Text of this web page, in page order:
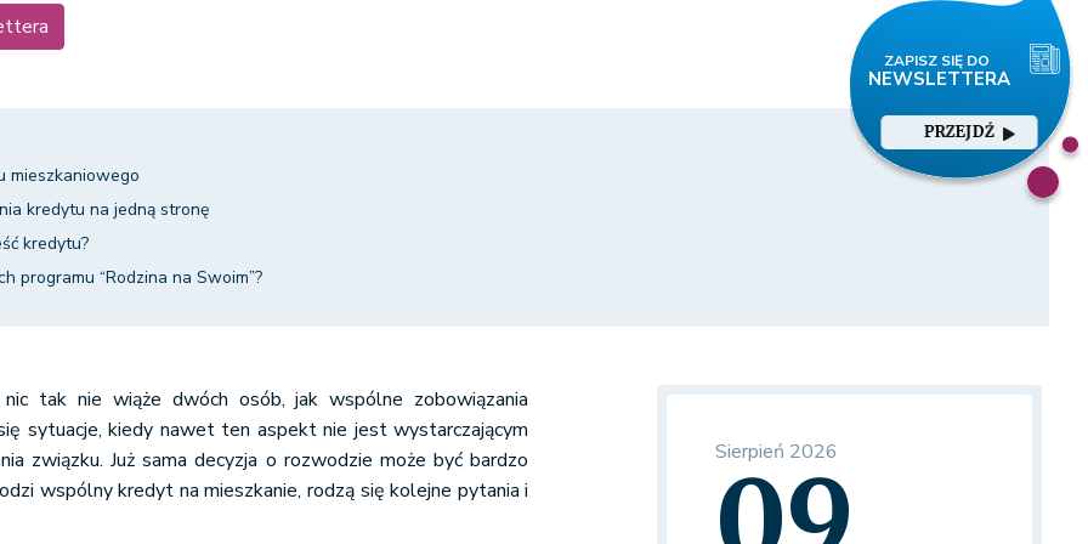
PRZEJDŹ
mieszkaniowego
kredytu na jedną stronę
kredytu?
programu “Rodzina na Swoim”?
tak nie wiąże dwóch osób, jak wspólne zobowiązania
sytuacje, kiedy nawet ten aspekt nie jest wystarczającym
związku. Już sama decyzja o rozwodzie może być bardzo
wspólny kredyt na mieszkanie, rodzą się kolejne pytania i
Sierpień 2026